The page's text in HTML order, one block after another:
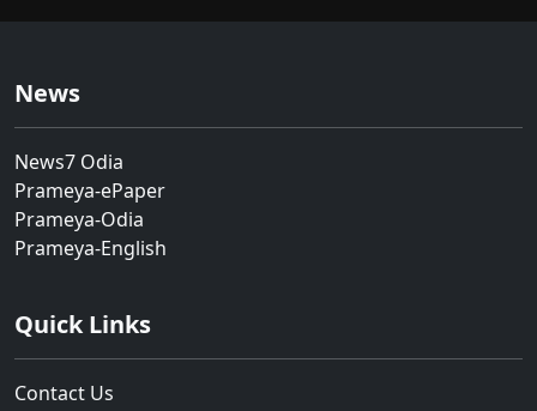
News
News7 Odia
Prameya-ePaper
Prameya-Odia
Prameya-English
Quick Links
Contact Us